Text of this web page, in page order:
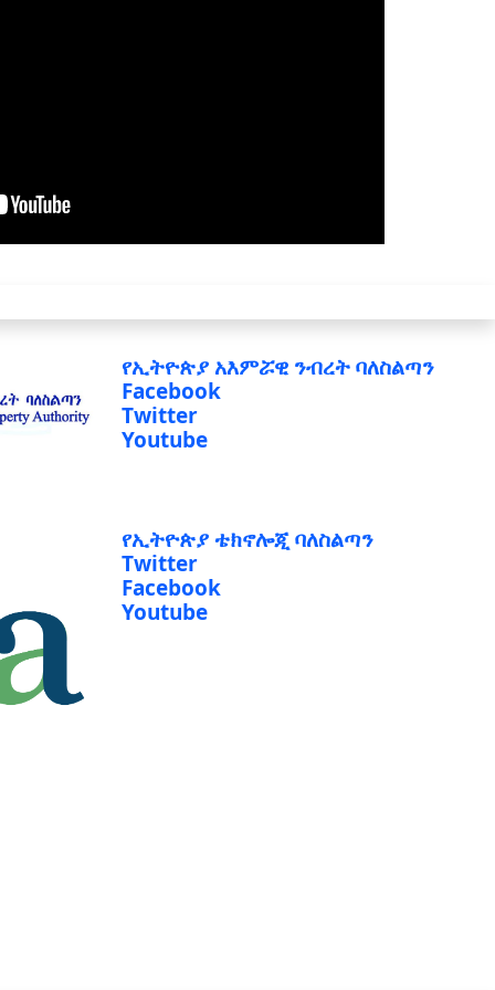
የኢትዮጵያ አእምሯዊ ንብረት ባለስልጣን
Facebook
Twitter
Youtube
የኢትዮጵያ ቴክኖሎጂ ባለስልጣን
Twitter
Facebook
Youtube